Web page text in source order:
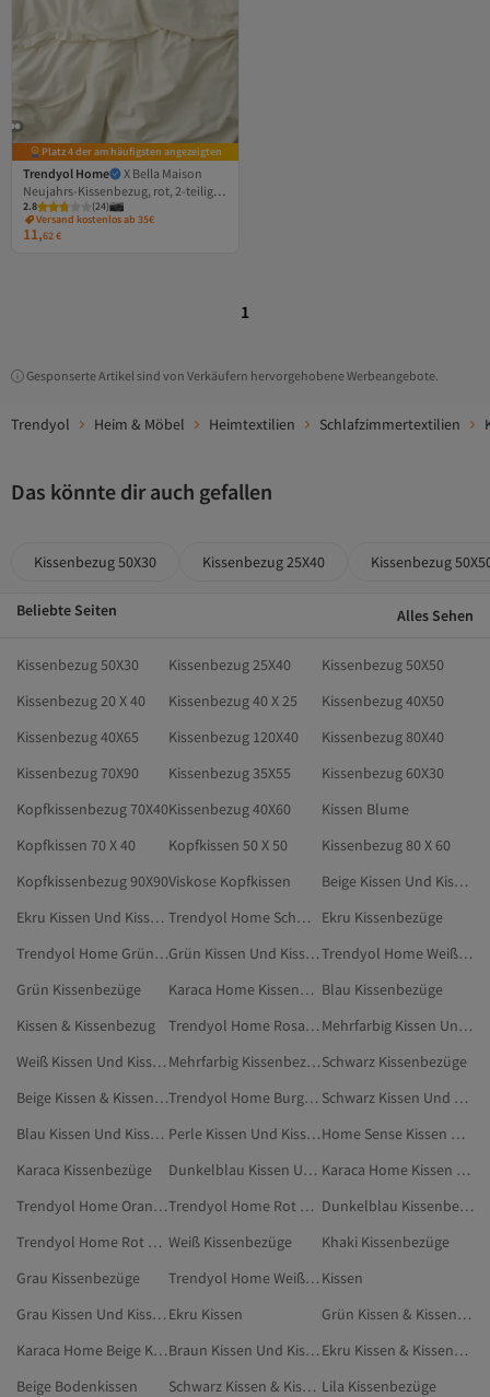
Platz 4 der am häufigsten angezeigten
Trendyol Home
X Bella Maison
Neujahrs-Kissenbezug, rot, 2-teilig,
50 x 70 cm, TPHAW26YK00000
2.8 (24)
Versand kostenlos ab 35€
11,62€
1
Gesponserte Artikel sind von Verkäufern hervorgehobene Werbeangebote.
Trendyol Heim & Möbel Heimtextilien Schlafzimmertextilien
Das könnte dir auch gefallen
Kissenbezug 50X30 Kissenbezug 25X40 Kissenbezug
Beliebte Seiten Alles Sehen
Kissenbezug 50X30 Kissenbezug 25X40
Kissenbezug 50X50
Kissenbezug 20 X 40
Kissenbezug 40 X 25
Kissenbezug 40X50
Kissenbezug 40X65
Kissenbezug 120X40
Kissenbezug 80X40
Kissenbezug 70X90
Kissenbezug 35X55
Kissenbezug 60X30
Kopfkissenbezug 70X40Kissenbezug 40X60
Kissen Blume
Kopfkissen 70 X 40
Kopfkissen 50 X 50
Kissenbezug 80 X 60
Kopfkissenbezug 90X90Viskose Kopfkissen
Beige Kissen Und Kissenbezüge
Ekru Kissen Und Kissenbezüge
Trendyol Home Schwarz Kissen & Kissenbezug
Ekru Kissenbezüge
Trendyol Home Grün Kissen & Kissenbezug
Grün Kissen Und Kissenbezüge
Trendyol Home Weiß Kissen
Grün Kissenbezüge
Karaca Home Kissenbezüge Blau Kissenbezüge
Kissen & Kissenbezug
Trendyol Home Rosa Kissen Und Kissenbezüge
Mehrfarbig Kissen Und Kissenbezüge
Weiß Kissen Und Kissenbezüge
Mehrfarbig KissenbezügeSchwarz Kissenbezüge
Beige Kissen & Kissenbezug
Trendyol Home Burgundrot Kissen Und Kissenbezüge
Schwarz Kissen Und Kissenbezüge
Blau Kissen Und Kissenbezüge
Perle Kissen Und Kissenbezüge
Home Sense Kissen & Kissenbezug
Karaca Kissenbezüge
Dunkelblau Kissen Und Kissenbezüge
Karaca Home Kissen Und Kissenbezüge
Trendyol Home Orange Kissen Und Kissenbezüge
Trendyol Home Rot Kissenbezüge
Dunkelblau Kissenbezüge
Trendyol Home Rot Kissen Und Kissenbezüge Weiß Kissenbezüge
Khaki Kissenbezüge
Grau Kissenbezüge
Trendyol Home Weiß Kissen & Kissenbezug Kissen
Grau Kissen Und Kissenbezüge Ekru Kissen
Grün Kissen & Kissenbezug
Karaca Home Beige Kissenbezüge
Braun Kissen Und Kissenbezüge
Ekru Kissen & Kissenbezug
Beige Bodenkissen
Schwarz Kissen & Kissenbezug Lila Kissenbezüge